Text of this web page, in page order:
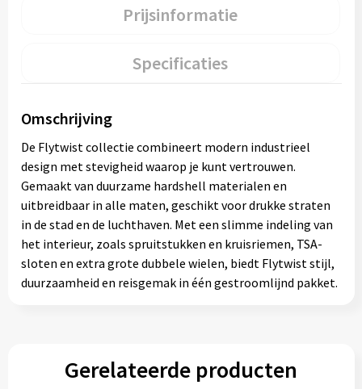
Prijsinformatie
Specificaties
Omschrijving
De Flytwist collectie combineert modern industrieel
design met stevigheid waarop je kunt vertrouwen.
Gemaakt van duurzame hardshell materialen en
uitbreidbaar in alle maten, geschikt voor drukke straten
in de stad en de luchthaven. Met een slimme indeling van
het interieur, zoals spruitstukken en kruisriemen, TSA-
sloten en extra grote dubbele wielen, biedt Flytwist stijl,
duurzaamheid en reisgemak in één gestroomlijnd pakket.
Gerelateerde producten